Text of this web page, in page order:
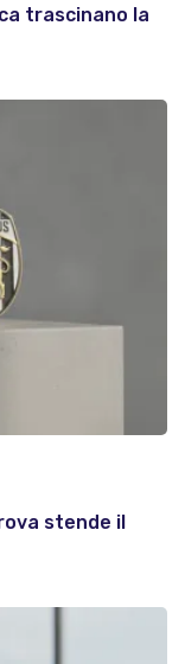
trascinano la
stende il